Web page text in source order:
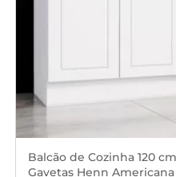
Balcão de Cozinha 120
Gavetas Henn Americana